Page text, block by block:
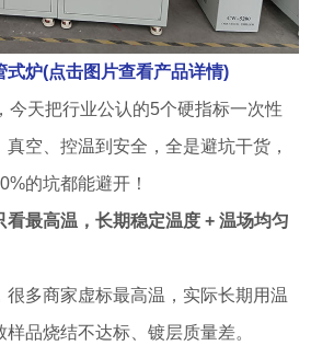
式炉(点击图片查看产品详情)
今天把行业公认的5个硬指标一次性
空、控温到安全，全是避坑干货，
的坑都能避开！
最高温，长期稳定温度 + 温场均匀
很多商家虚标最高温，实际长期用温
品烧结不达标、镀层质量差。